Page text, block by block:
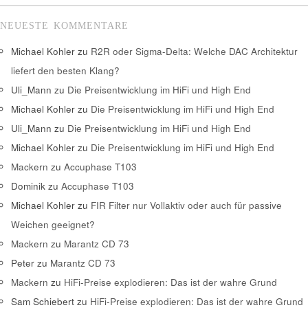
NEUESTE KOMMENTARE
Michael Kohler zu R2R oder Sigma-Delta: Welche DAC Architektur
liefert den besten Klang?
Uli_Mann zu Die Preisentwicklung im HiFi und High End
Michael Kohler zu Die Preisentwicklung im HiFi und High End
Uli_Mann zu Die Preisentwicklung im HiFi und High End
Michael Kohler zu Die Preisentwicklung im HiFi und High End
Mackern zu Accuphase T103
Dominik zu Accuphase T103
Michael Kohler zu FIR Filter nur Vollaktiv oder auch für passive
Weichen geeignet?
Mackern zu Marantz CD 73
Peter zu Marantz CD 73
Mackern zu HiFi-Preise explodieren: Das ist der wahre Grund
Sam Schiebert zu HiFi-Preise explodieren: Das ist der wahre Grund